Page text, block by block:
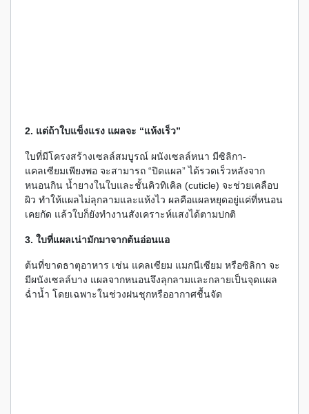
2. แต่ถ้าใบแข็งแรง แผลจะ “แห้งเร็ว”
ใบที่มีโครงสร้างเซลล์สมบูรณ์ ผนังเซลล์หนา มีซิลิกา-
แคลเซียมเพียงพอ จะสามารถ “ปิดแผล” ได้รวดเร็วหลังจาก
หนอนกิน น้ำยางในใบและชั้นคิวทิเคิล (cuticle) จะช่วยเคลือบ
ผิว ทำให้แผลไม่ลุกลามและแห้งไว ผลคือแผลหยุดอยู่แค่ที่หนอน
เคยกัด แล้วใบก็ยังทำงานสังเคราะห์แสงได้ตามปกติ
3. ใบที่แผลเน่ามักมาจากต้นอ่อนแอ
ต้นที่ขาดธาตุอาหาร เช่น แคลเซียม แมกนีเซียม หรือซิลิกา จะ
มีผนังเซลล์บาง แผลจากหนอนจึงลุกลามและกลายเป็นจุดแผล
ฉ่ำน้ำ โดยเฉพาะในช่วงฝนชุกหรืออากาศชื้นจัด